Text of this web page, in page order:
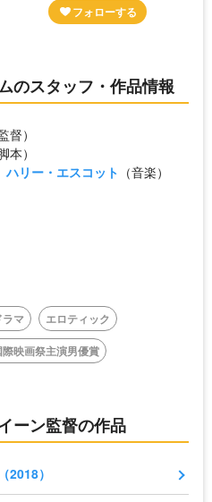
のスタッフ・作品情報
督）
本）
ハリー・エスコット （音楽）
ラマ
エロティック
映画祭主演男優賞
ーン監督の作品
）